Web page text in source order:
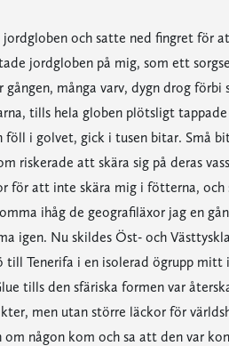
jordgloben och satte ned fingret för
jordgloben på mig, som ett
gången, många varv, dygn drog
tills hela globen plötsligt
föll i golvet, gick i tusen bitar. Små
riskerade att skära sig på deras
för att inte skära mig i fötterna, och
ihåg de geografiläxor jag en
igen. Nu skildes Öst- och
till Tenerifa i en isolerad ögrupp mitt
tills den sfäriska formen var
men utan större läckor för
om någon kom och sa att den var